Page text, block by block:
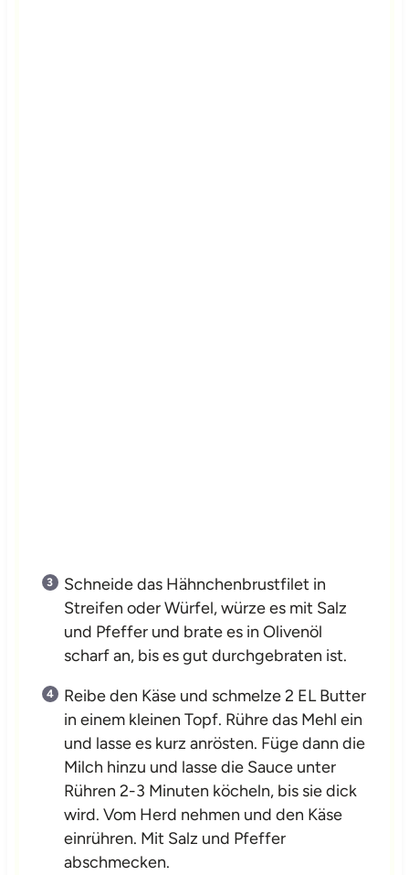
Schneide das Hähnchenbrustfilet in
Streifen oder Würfel, würze es mit Salz
und Pfeffer und brate es in Olivenöl
scharf an, bis es gut durchgebraten ist.
Reibe den Käse und schmelze 2 EL Butter
in einem kleinen Topf. Rühre das Mehl ein
und lasse es kurz anrösten. Füge dann die
Milch hinzu und lasse die Sauce unter
Rühren 2-3 Minuten köcheln, bis sie dick
wird. Vom Herd nehmen und den Käse
einrühren. Mit Salz und Pfeffer
abschmecken.